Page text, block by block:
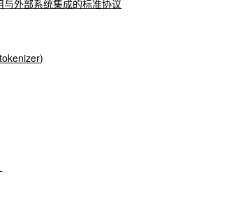
外部系统集成的标准协议